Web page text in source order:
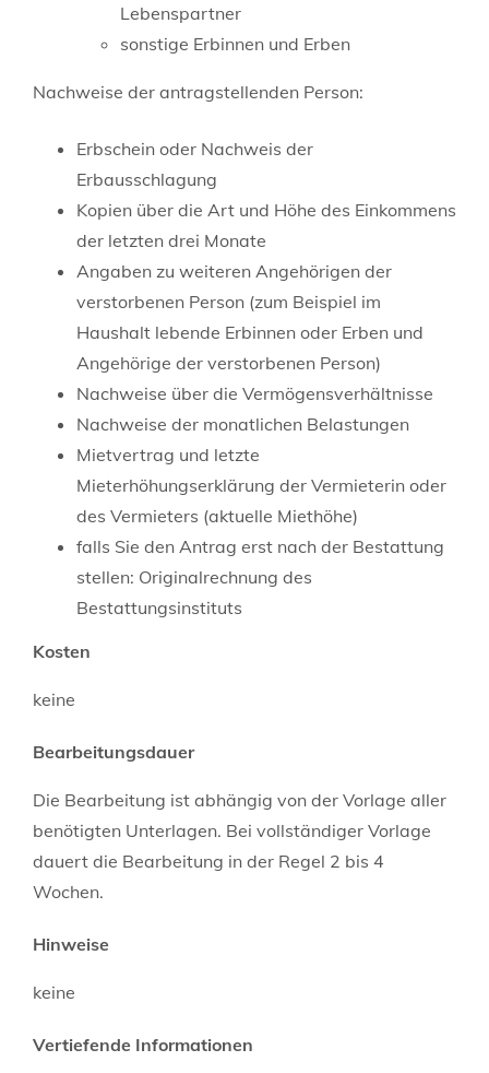
Lebenspartner
sonstige Erbinnen und Erben
Nachweise der antragstellenden Person:
Erbschein oder Nachweis der
Erbausschlagung
Kopien über die Art und Höhe des Einkommens
der letzten drei Monate
Angaben zu weiteren Angehörigen der
verstorbenen Person (zum Beispiel im
Haushalt lebende Erbinnen oder Erben und
Angehörige der verstorbenen Person)
Nachweise über die Vermögensverhältnisse
Nachweise der monatlichen Belastungen
Mietvertrag und letzte
Mieterhöhungserklärung der Vermieterin oder
des Vermieters (aktuelle Miethöhe)
falls Sie den Antrag erst nach der Bestattung
stellen: Originalrechnung des
Bestattungsinstituts
Kosten
keine
Bearbeitungsdauer
Die Bearbeitung ist abhängig von der Vorlage aller
benötigten Unterlagen. Bei vollständiger Vorlage
dauert die Bearbeitung in der Regel 2 bis 4
Wochen.
Hinweise
keine
Vertiefende Informationen